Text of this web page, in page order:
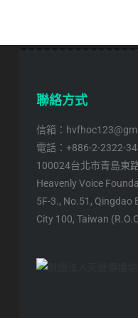
聯絡方式
信箱：
電話：+886-2-2322-
100024台北市青島東
Heavenly Voice
5F-3., No.51, Qingdao
City 100, Taiwan